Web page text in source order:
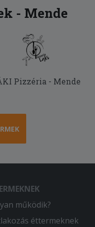
- Mende
Pizzéria - Mende
működik?
éttermeknek